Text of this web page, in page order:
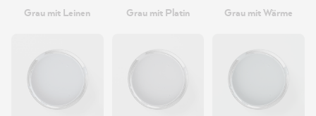
Grau mit Leinen Grau mit Platin Grau mit Wärme